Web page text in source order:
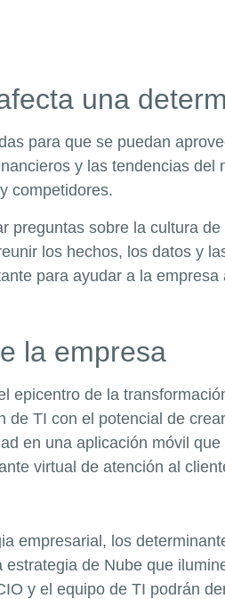
una
para que se puedan
y las tendencias
competidores.
sobre la cultura
los hechos, los datos y
para ayudar a la
la empresa
de la
TI con el potencial de
en una aplicación móvil
virtual de atención al
empresarial, los
de Nube que
y el equipo de TI podrán